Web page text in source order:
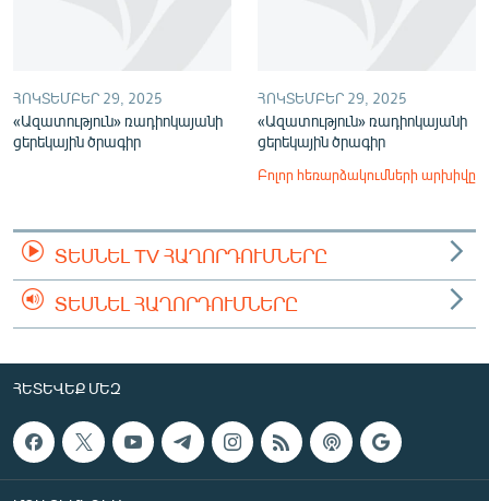
ՀՈԿՏԵՄԲԵՐ 29, 2025
«Ազատություն» ռադիոկայանի
ցերեկային ծրագիր
ՀՈԿՏԵՄԲԵՐ 29, 2025
«Ազատություն» ռադիոկայանի
ցերեկային ծրագիր
Բոլոր հեռարձակումների արխիվը
ՏԵՍՆԵԼ TV ՀԱՂՈՐԴՈՒՄՆԵՐԸ
ՏԵՍՆԵԼ ՀԱՂՈՐԴՈՒՄՆԵՐԸ
ՀԵՏԵՎԵՔ ՄԵԶ